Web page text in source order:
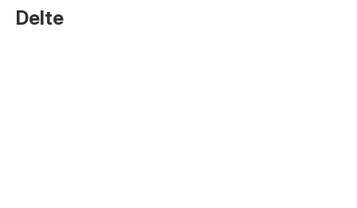
Delte